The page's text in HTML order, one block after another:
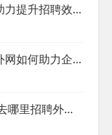
招聘外教，聘外网如何助力提升招聘效率？
招外教去什么网站？聘外网如何助力企业外教招聘
招聘外教有哪些网站？ 去哪里招聘外教？